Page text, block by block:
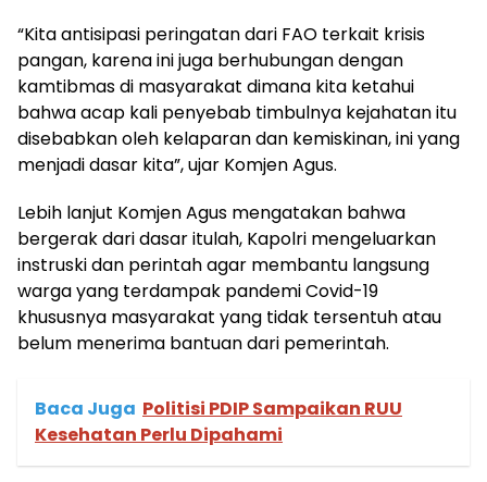
“Kita antisipasi peringatan dari FAO terkait krisis
pangan, karena ini juga berhubungan dengan
kamtibmas di masyarakat dimana kita ketahui
bahwa acap kali penyebab timbulnya kejahatan itu
disebabkan oleh kelaparan dan kemiskinan, ini yang
menjadi dasar kita”, ujar Komjen Agus.
Lebih lanjut Komjen Agus mengatakan bahwa
bergerak dari dasar itulah, Kapolri mengeluarkan
instruski dan perintah agar membantu langsung
warga yang terdampak pandemi Covid-19
khususnya masyarakat yang tidak tersentuh atau
belum menerima bantuan dari pemerintah.
Baca Juga Politisi PDIP Sampaikan RUU
Kesehatan Perlu Dipahami